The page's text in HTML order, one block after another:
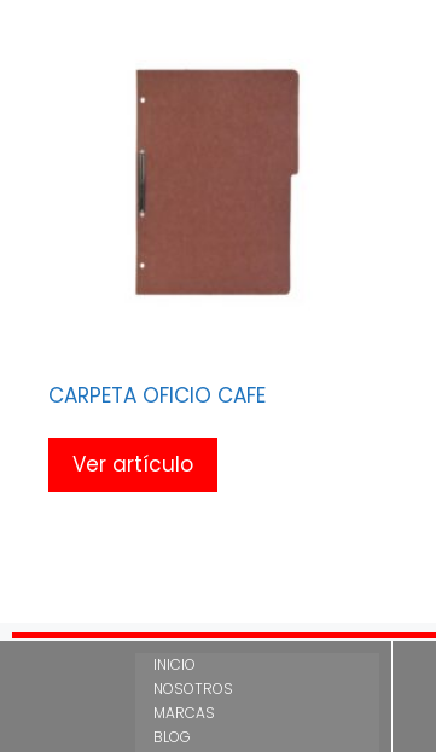
CARPETA OFICIO CAFE
Ver artículo
INICIO
NOSOTROS
MARCAS
BLOG